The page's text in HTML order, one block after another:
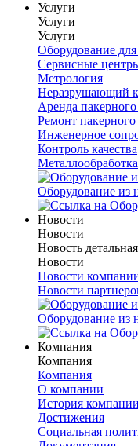
Услуги
Услуги
Услуги
Оборудование
Сервисные
Метрология
Неразрушающий
Аренда
Ремонт
Инженерное
Контроль качества
Металлообработка
Оборудование из
Новости
Новости
Новость детальная
Новости
Новости
Новости
Оборудование из
Компания
Компания
Компания
О компании
История компании
Достижения
Социальная